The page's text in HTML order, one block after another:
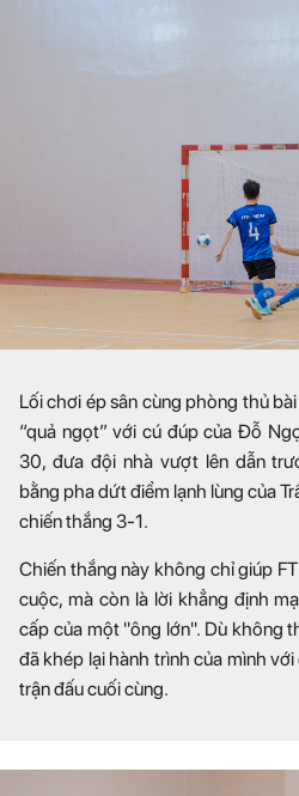
Lối chơi ép sân cùng phòng thủ
“quả ngọt” với cú đúp của Đỗ
30, đưa đội nhà vượt lên dẫn
bằng pha dứt điểm lạnh lùng của
chiến thắng 3-1.
Chiến thắng này không chỉ giúp
cuộc, mà còn là lời khẳng định
cấp của một "ông lớn". Dù không
đã khép lại hành trình của mình
trận đấu cuối cùng.